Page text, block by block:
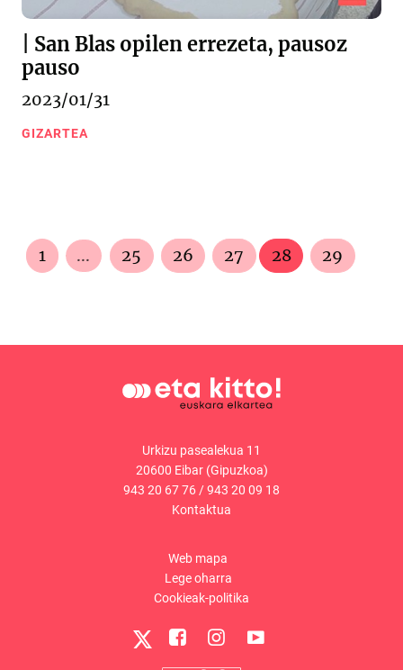
| San Blas opilen errezeta, pausoz
pauso
2023/01/31
GIZARTEA
1 ... 25 26 27 28 29
Urkizu pasealekua 11
20600 Eibar (Gipuzkoa)
943 20 67 76/943 20 09 18
Kontaktua
Web mapa
Lege oharra
Cookieak-politika